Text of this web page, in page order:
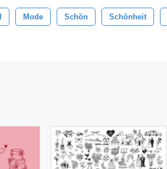
Mode Schön Schönheit